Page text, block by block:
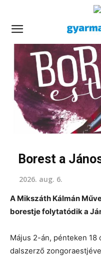
Borest a
2026. aug. 6.
A Mikszáth Kálmán
borestje folytatódik a
Május 2-án, pénteken
dalszerző